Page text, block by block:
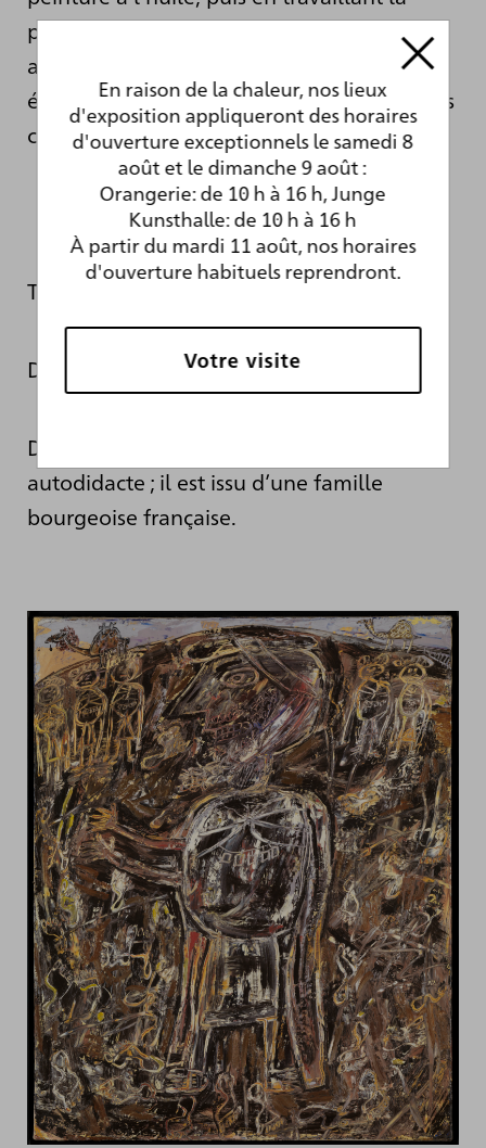
peinture pas encore complètement figée
avec le manche de son pinceau. C’est
également ainsi que j’insère mes mots dans
ce texte.
Traduction : Charlotte Bomy
Dans la rubrique « anecdotes » :
Dubuffet était négociant en vin, et non
autodidacte ; il est issu d’une famille
bourgeoise française.
En raison de la chaleur, nos lieux
d'exposition appliqueront des horaires
d'ouverture exceptionnels le samedi 8
août et le dimanche 9 août :
Orangerie: de 10 h à 16 h, Junge
Kunsthalle: de 10 h à 16 h
À partir du mardi 11 août, nos horaires
d'ouverture habituels reprendront.
Votre visite